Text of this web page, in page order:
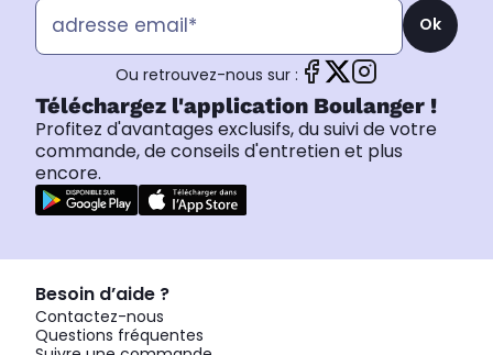
Ok
Ou retrouvez-nous sur :
Téléchargez l'application Boulanger !
Profitez d'avantages exclusifs, du suivi de votre
commande, de conseils d'entretien et plus
encore.
Besoin d’aide ?
Contactez-nous
Questions fréquentes